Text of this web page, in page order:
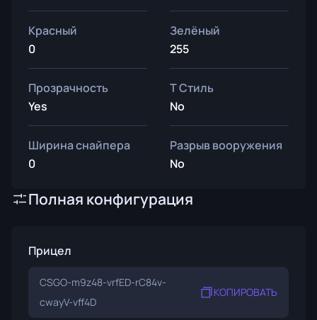
Красный
0
Зелёный
255
Прозрачность
Yes
T Стиль
No
Ширина снайпера
0
Разрыв вооружения
No
Полная конфигурация
Прицел
CSGO-m9z48-vrfED-rC84v-
cwayV-vff4D
КОПИРОВАТЬ